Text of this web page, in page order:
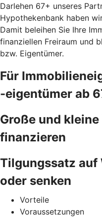
Darlehen 67+ unseres
Hypothekenbank haben
Damit beleihen Sie Ihre
finanziellen Freiraum und
bzw. Eigentümer.
Für
-eigentümer ab
Große und
finanzieren
Tilgungssatz auf
oder senken
Vorteile
Voraussetzungen